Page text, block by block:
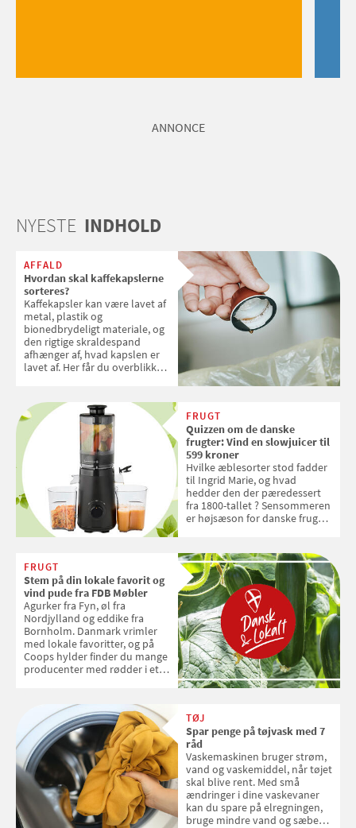
ANNONCE
NYESTE INDHOLD
AFFALD
Hvordan skal kaffekapslerne
sorteres?
Kaffekapsler kan være lavet af
metal, plastik og
bionedbrydeligt materiale, og
den rigtige skraldespand
afhænger af, hvad kapslen er
lavet af. Her får du overblikket
FRUGT
Quizzen om de danske
frugter: Vind en slowjuicer til
599 kroner
Hvilke æblesorter stod fadder
til Ingrid Marie, og hvad
hedder den der pæredessert
fra 1800-tallet ? Sensommeren
er højsæson for danske fruger,
favoritter. Det fejrer Samvirke
med en quiz om alt det danske
frugt, vi elsker. Konkurrencen
slutter fredag d. 18. september
2026
FRUGT
Stem på din lokale favorit og
vind pude fra FDB Møbler
Agurker fra Fyn, øl fra
Nordjylland og eddike fra
Bornholm. Danmark vrimler
med lokale favoritter, og på
Coops hylder finder du mange
producenter med rødder i et
favorit og vinde en pude fra
FDB Møbler til en værdi af 599
kroner
TØJ
Spar penge på tøjvask med 7
råd
Vaskemaskinen bruger strøm,
vand og vaskemiddel, når tøjet
skal blive rent. Med små
ændringer i dine vaskevaner
kan du spare på elregningen,
bruge mindre vand og sæbe